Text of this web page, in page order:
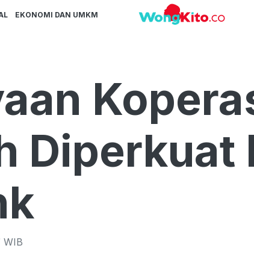
EKONOMI DAN UMKM
Diperkuat
WIB